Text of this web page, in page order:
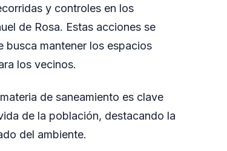
y controles en los
de Rosa. Estas acciones se
busca mantener los espacios
los vecinos.
de saneamiento es clave
de la población, destacando la
del ambiente.